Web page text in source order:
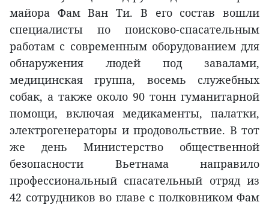
майора Фам Ван Ти. В его состав вошли
специалисты по поисково-спасательным
работам с современным оборудованием для
обнаружения людей под завалами,
медицинская группа, восемь служебных
собак, а также около 90 тонн гуманитарной
помощи, включая медикаменты, палатки,
электрогенераторы и продовольствие. В тот
же день Министерство общественной
безопасности Вьетнама направило
профессиональный спасательный отряд из
42 сотрудников во главе с полковником Фам